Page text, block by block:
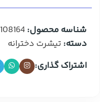
شناسه محصول:108164
دسته: تیشرت دخترانه
اشتراک گذاری: